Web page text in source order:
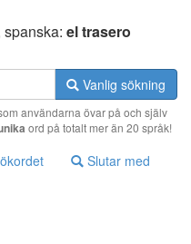
spanska: el trasero
Vanlig sökning
användarna övar på och själv
ord på totalt mer än 20 språk!
Slutar med